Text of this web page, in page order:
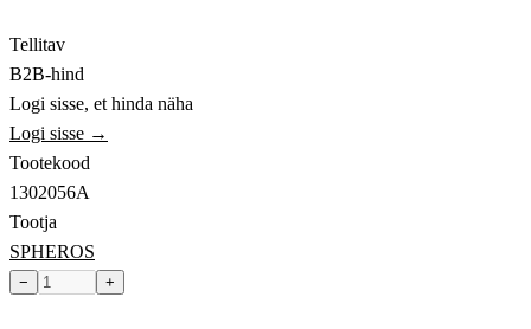
Tellitav
B2B-hind
Logi sisse, et hinda näha
Logi sisse →
Tootekood
1302056A
Tootja
SPHEROS
− +